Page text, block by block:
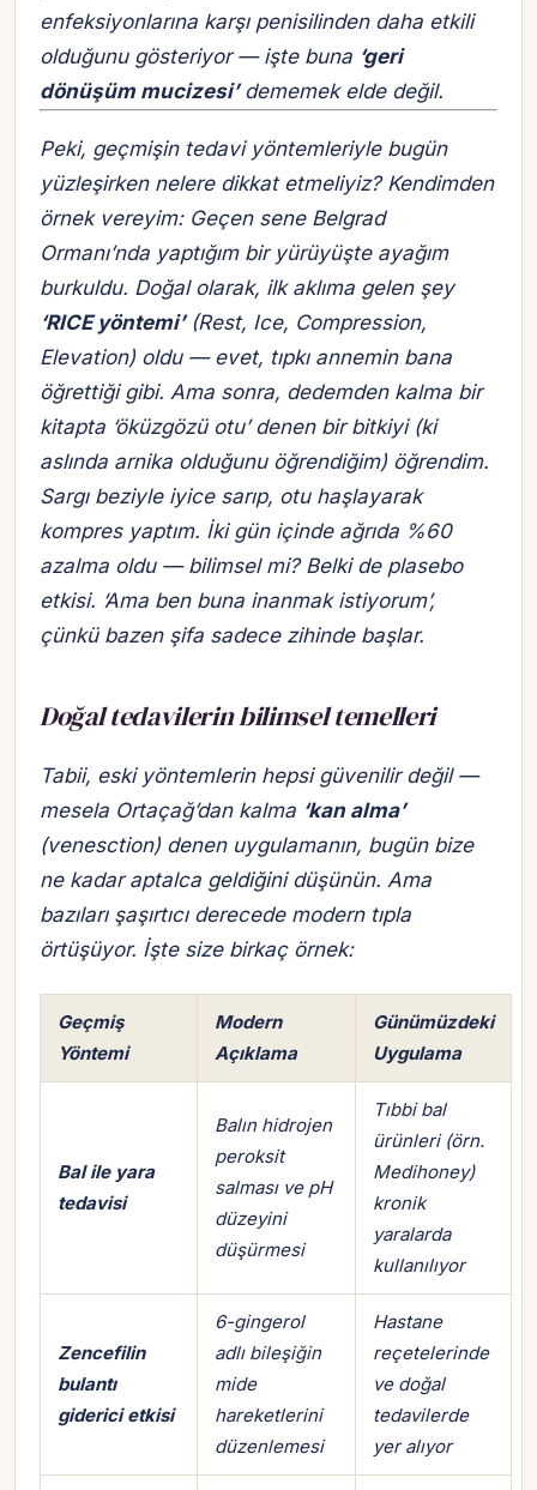
enfeksiyonlarına karşı penisilinden daha etkili
olduğunu gösteriyor — işte buna ‘geri
dönüşüm mucizesi’dememek elde değil.
Peki, geçmişin tedavi yöntemleriyle bugün
yüzleşirken nelere dikkat etmeliyiz? Kendimden
örnek vereyim: Geçen sene Belgrad
Ormanı’nda yaptığım bir yürüyüşte ayağım
burkuldu. Doğal olarak, ilk aklıma gelen şey
‘RICE yöntemi’(Rest, Ice, Compression,
Elevation) oldu — evet, tıpkı annemin bana
öğrettiği gibi. Ama sonra, dedemden kalma bir
kitapta ‘öküzgözü otu’ denen bir bitkiyi (ki
aslında arnika olduğunu öğrendiğim) öğrendim.
Sargı beziyle iyice sarıp, otu haşlayarak
kompres yaptım. İki gün içinde ağrıda %60
azalma oldu — bilimsel mi? Belki de plasebo
etkisi. ‘Ama ben buna inanmak istiyorum’,
çünkü bazen şifa sadece zihinde başlar.
Doğal tedavilerin bilimsel temelleri
Tabii, eski yöntemlerin hepsi güvenilir değil —
mesela Ortaçağ’dan kalma ‘kan alma’
(venesction) denen uygulamanın, bugün bize
ne kadar aptalca geldiğini düşünün. Ama
bazıları şaşırtıcı derecede modern tıpla
örtüşüyor. İşte size birkaç örnek:
Geçmiş
Yöntemi
Modern
Açıklama
Günümüzdeki
Uygulama
Bal ile yara
tedavisi
Balın hidrojen
peroksit
salması ve pH
düzeyini
düşürmesi
Tıbbi bal
ürünleri (örn.
Medihoney)
kronik
yaralarda
kullanılıyor
Zencefilin
bulantı
giderici etkisi
6-gingerol
adlı bileşiğin
mide
hareketlerini
düzenlemesi
Hastane
reçetelerinde
ve doğal
tedavilerde
yer alıyor